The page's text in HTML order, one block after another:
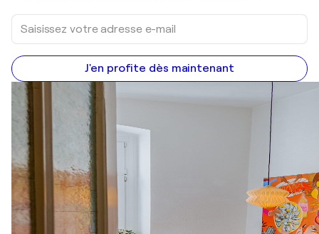
J'en profite dès maintenant